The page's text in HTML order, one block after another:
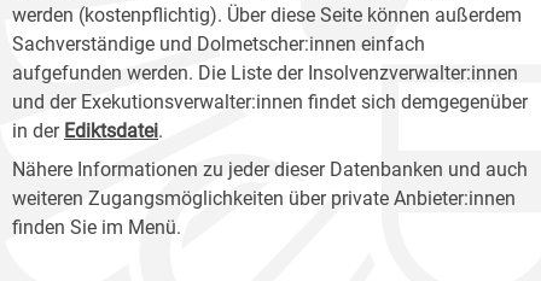
werden (kostenpflichtig). Über diese Seite können außerdem
Sachverständige und Dolmetscher:innen einfach
aufgefunden werden. Die Liste der Insolvenzverwalter:innen
und der Exekutionsverwalter:innen findet sich demgegenüber
in der Ediktsdatei.
Nähere Informationen zu jeder dieser Datenbanken und auch
weiteren Zugangsmöglichkeiten über private Anbieter:innen
finden Sie im Menü.